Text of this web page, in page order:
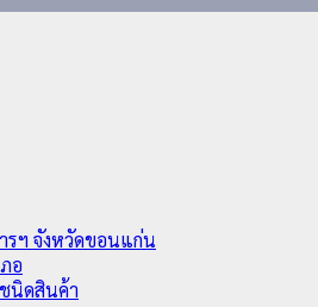
รฯ จังหวัดขอนแก่น
อ
นิดสินค้า